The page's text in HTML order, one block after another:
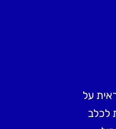
על
לכלב